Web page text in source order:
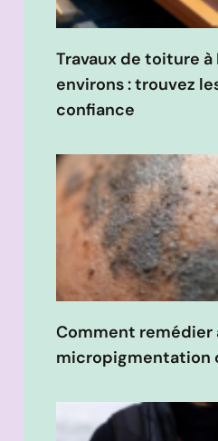
Travaux de toiture
environs : trouvez
confiance
Comment remédier
micropigmentation